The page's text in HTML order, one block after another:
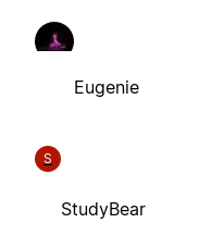
Eugenie
S
StudyBear